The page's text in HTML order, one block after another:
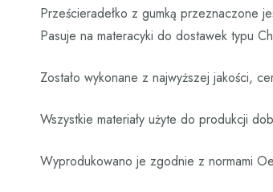
Prześcieradełko z gumką przeznaczone
Pasuje na materacyki do dostawek typu
Zostało wykonane z najwyższej jakości,
Wszystkie materiały użyte do produkcji
Wyprodukowano je zgodnie z normami